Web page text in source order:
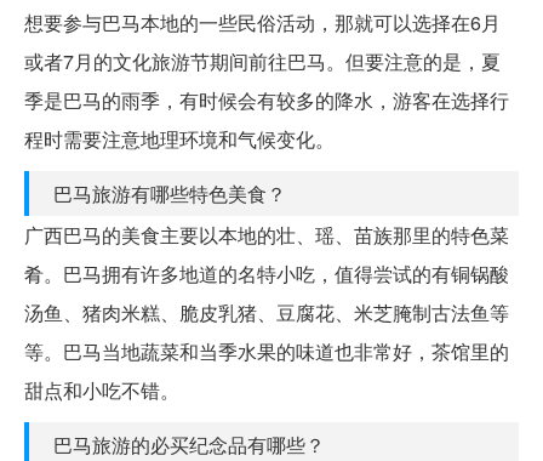
想要参与巴马本地的一些民俗活动，那就可以选择在6月
或者7月的文化旅游节期间前往巴马。但要注意的是，夏
季是巴马的雨季，有时候会有较多的降水，游客在选择行
程时需要注意地理环境和气候变化。
巴马旅游有哪些特色美食？
广西巴马的美食主要以本地的壮、瑶、苗族那里的特色菜
肴。巴马拥有许多地道的名特小吃，值得尝试的有铜锅酸
汤鱼、猪肉米糕、脆皮乳猪、豆腐花、米芝腌制古法鱼等
等。巴马当地蔬菜和当季水果的味道也非常好，茶馆里的
甜点和小吃不错。
巴马旅游的必买纪念品有哪些？